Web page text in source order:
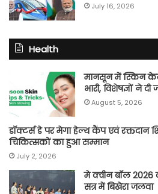
July 16, 2026
Health
मानसून में स्किन
भारी, विशेषज्ञों ने
August 5, 2026
डॉक्टर्स डे पर मेगा हेल्थ कैंप एवं रक्तदान
चिकित्सकों का हुआ सम्मान
July 2, 2026
मे क्वीन बॉल 2026
सत्र में बिखेरा जलवा